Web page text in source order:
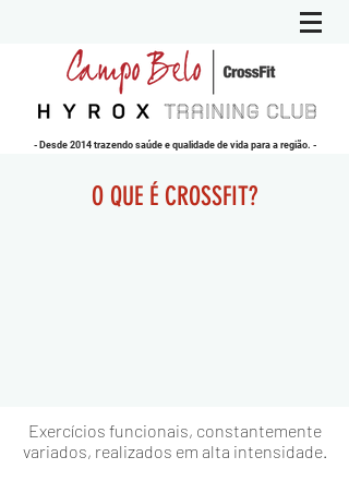
-Desde 2014 trazendo saúde e qualidade de vida para a região. -
O QUE É CROSSFIT?
Exercícios funcionais, constantemente
variados, realizados em alta intensidade.